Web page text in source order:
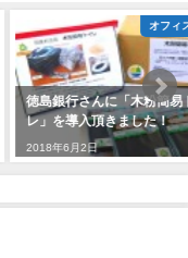
オフィス・事業所
行さんに「木粉簡易トイ
導入頂きました！
6月2日